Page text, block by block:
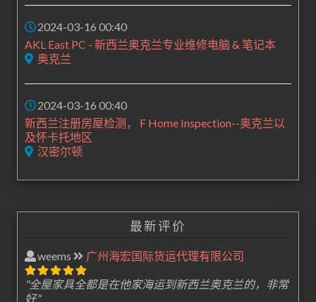
2024-03-16 00:40
AKL East PC - 新西兰奥克兰专业维修电脑 & 笔记本
奥克兰
2024-03-16 00:40
新西兰注册房屋检测， F Home Inspection--奥克兰以
及怀卡托地区
汉密尔顿
最新评价
weems 广州海宏国际货运代理有限公司
"全屋家具全都是在他家海运到新西兰奥克兰的，非常
好"